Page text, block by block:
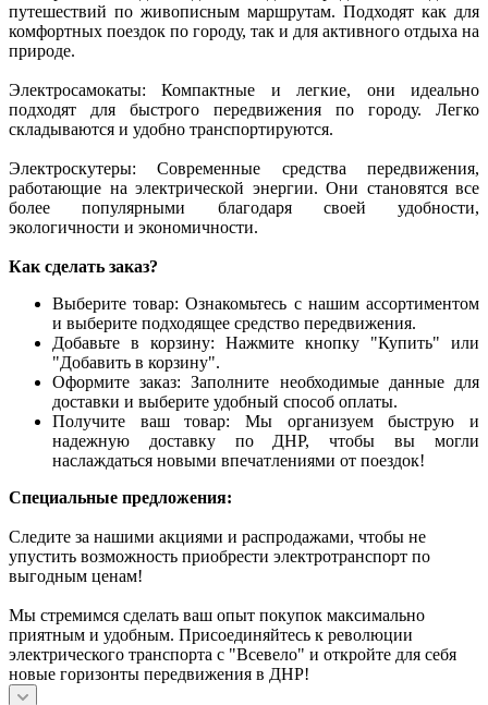
путешествий по живописным маршрутам. Подходят как для
комфортных поездок по городу, так и для активного отдыха на
природе.
Электросамокаты: Компактные и легкие, они идеально
подходят для быстрого передвижения по городу. Легко
складываются и удобно транспортируются.
Электроскутеры: Современные средства передвижения,
работающие на электрической энергии. Они становятся все
более популярными благодаря своей удобности,
экологичности и экономичности.
Как сделать заказ?
Выберите товар: Ознакомьтесь с нашим ассортиментом
и выберите подходящее средство передвижения.
Добавьте в корзину: Нажмите кнопку "Купить" или
"Добавить в корзину".
Оформите заказ: Заполните необходимые данные для
доставки и выберите удобный способ оплаты.
Получите ваш товар: Мы организуем быструю и
надежную доставку по ДНР, чтобы вы могли
наслаждаться новыми впечатлениями от поездок!
Специальные предложения:
Следите за нашими акциями и распродажами, чтобы не
упустить возможность приобрести электротранспорт по
выгодным ценам!
Мы стремимся сделать ваш опыт покупок максимально
приятным и удобным. Присоединяйтесь к революции
электрического транспорта с "Всевело" и откройте для себя
новые горизонты передвижения в ДНР!